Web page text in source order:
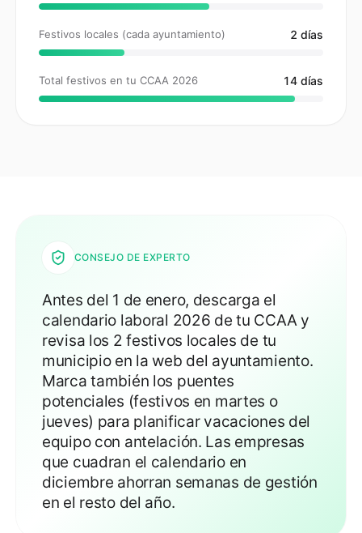
Festivos locales (cada ayuntamiento) 2 días
Total festivos en tu CCAA 2026 14 días
CONSEJO DE EXPERTO
Antes del 1 de enero, descarga el
calendario laboral 2026 de tu CCAA y
revisa los 2 festivos locales de tu
municipio en la web del ayuntamiento.
Marca también los puentes
potenciales (festivos en martes o
jueves) para planificar vacaciones del
equipo con antelación. Las empresas
que cuadran el calendario en
diciembre ahorran semanas de gestión
en el resto del año.